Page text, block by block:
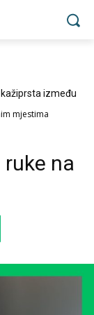
između
mjestima
na